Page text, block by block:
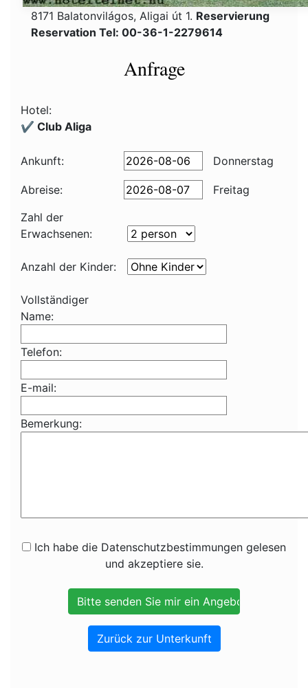
8171 Balatonvilágos, Aligai út 1. Reservierung
Reservation Tel: 00-36-1-2279614
Anfrage
Hotel:
✔️ Club Aliga
Ankunft: Donnerstag
Abreise:
Freitag
Zahl der
Erwachsenen:
Anzahl der Kinder:
Vollständiger
Name:
Telefon:
E-mail:
Bemerkung:
Ich habe die Datenschutzbestimmungen gelesen
und akzeptiere sie.
Zurück zur Unterkunft